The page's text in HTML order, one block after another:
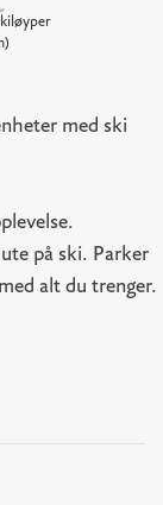
med ski
på ski. Parker
alt du trenger.